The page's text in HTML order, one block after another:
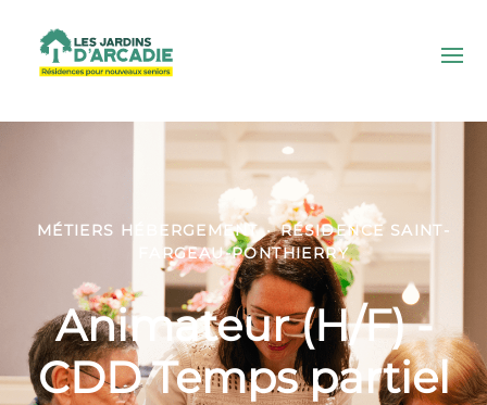
MÉTIERS HÉBERGEMENT · RÉSIDENCE SAINT-
FARGEAU-PONTHIERRY
Animateur (H/F) -
CDD Temps partiel